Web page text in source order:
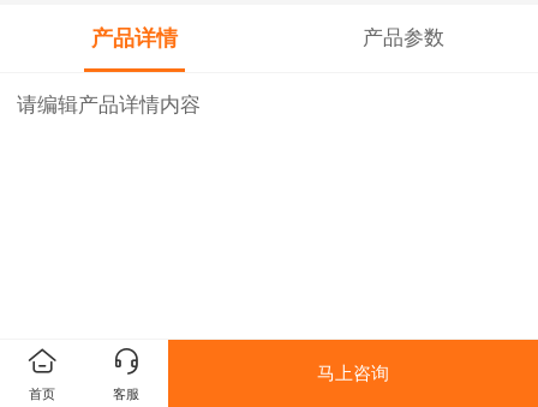
产品详情 产品参数
请编辑产品详情内容
首页 客服
马上咨询